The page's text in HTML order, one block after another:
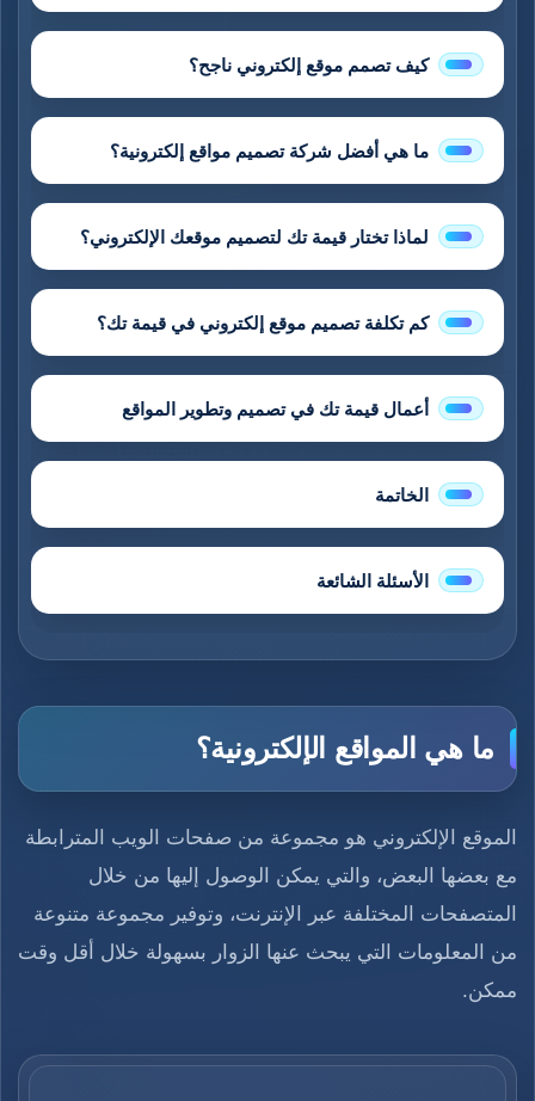
كيف تصمم موقع إلكتروني ناجح؟
ما هي أفضل شركة تصميم مواقع إلكترونية؟
لماذا تختار قيمة تك لتصميم موقعك الإلكتروني؟
كم تكلفة تصميم موقع إلكتروني في قيمة تك؟
أعمال قيمة تك في تصميم وتطوير المواقع
الخاتمة
الأسئلة الشائعة
ما هي المواقع الإلكترونية؟
الموقع الإلكتروني هو مجموعة من صفحات الويب المترابطة
مع بعضها البعض، والتي يمكن الوصول إليها من خلال
المتصفحات المختلفة عبر الإنترنت، وتوفير مجموعة متنوعة
من المعلومات التي يبحث عنها الزوار بسهولة خلال أقل وقت
ممكن.